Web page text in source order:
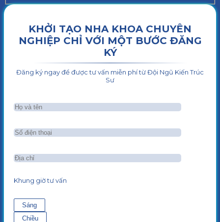
KHỞI TẠO NHA KHOA CHUYÊN
NGHIỆP CHỈ VỚI MỘT BƯỚC ĐĂNG
KÝ
Đăng ký ngay để được tư vấn miễn phí từ Đội Ngũ Kiến Trúc
Sư
Khung giờ tư vấn
Sáng
Chiều